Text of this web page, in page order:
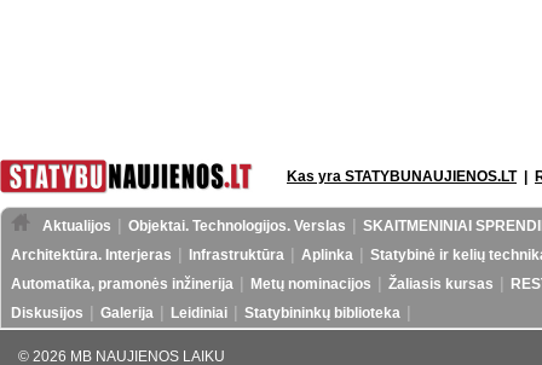
Kas yra STATYBUNAUJIENOS.LT|
Aktualijos Objektai. Technologijos. Verslas
SKAITMENINIAI
Architektūra. Interjeras
Infrastruktūra Aplinka
Statybinė ir kelių
Automatika, pramonės inžinerija
Metų nominacijos Žaliasis kursas
Diskusijos
Galerija Leidiniai Statybininkų biblioteka
© 2026 MB NAUJIENOS LAIKU